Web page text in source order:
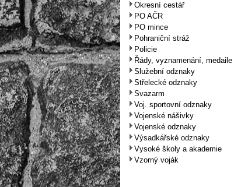
Okresní cestář
PO AČR
PO mince
Pohraniční stráž
Policie
Řády, vyznamenání, medaile
Služební odznaky
Střelecké odznaky
Svazarm
Voj. sportovní odznaky
Vojenské nášivky
Vojenské odznaky
Výsadkářské odznaky
Vysoké školy a akademie
Vzorný voják